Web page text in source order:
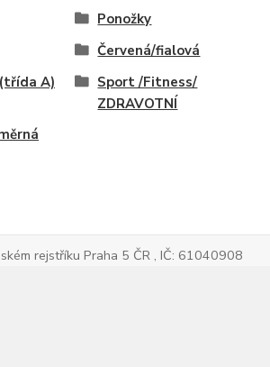
Ponožky
Červená/fialová
A)
Sport /Fitness/
ZDRAVOTNÍ
rejstříku Praha 5 ČR , IČ: 61040908